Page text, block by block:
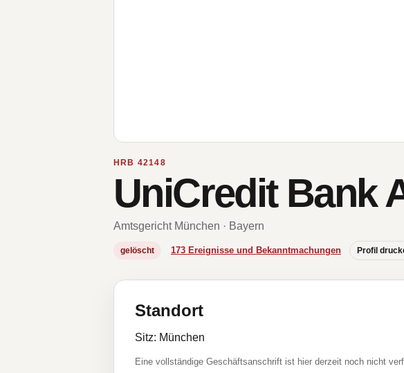
HRB 42148
UniCredit Bank
Amtsgericht München · Bayern
gelöscht 173 Ereignisse und Bekanntmachungen Profil
Standort
Sitz: München
Eine vollständige Geschäftsanschrift ist hier derzeit noch nicht